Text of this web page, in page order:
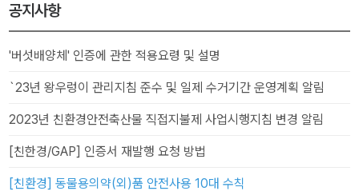
공지사항
'버섯배양체' 인증에 관한 적용요령 및 설명
`23년 왕우렁이 관리지침 준수 및 일제 수거기간 운영계획 알림
2023년 친환경안전축산물 직접지불제 사업시행지침 변경 알림
[친한경/GAP] 인증서 재발행 요청 방법
[친환경] 동물용의약(외)품 안전사용 10대 수칙